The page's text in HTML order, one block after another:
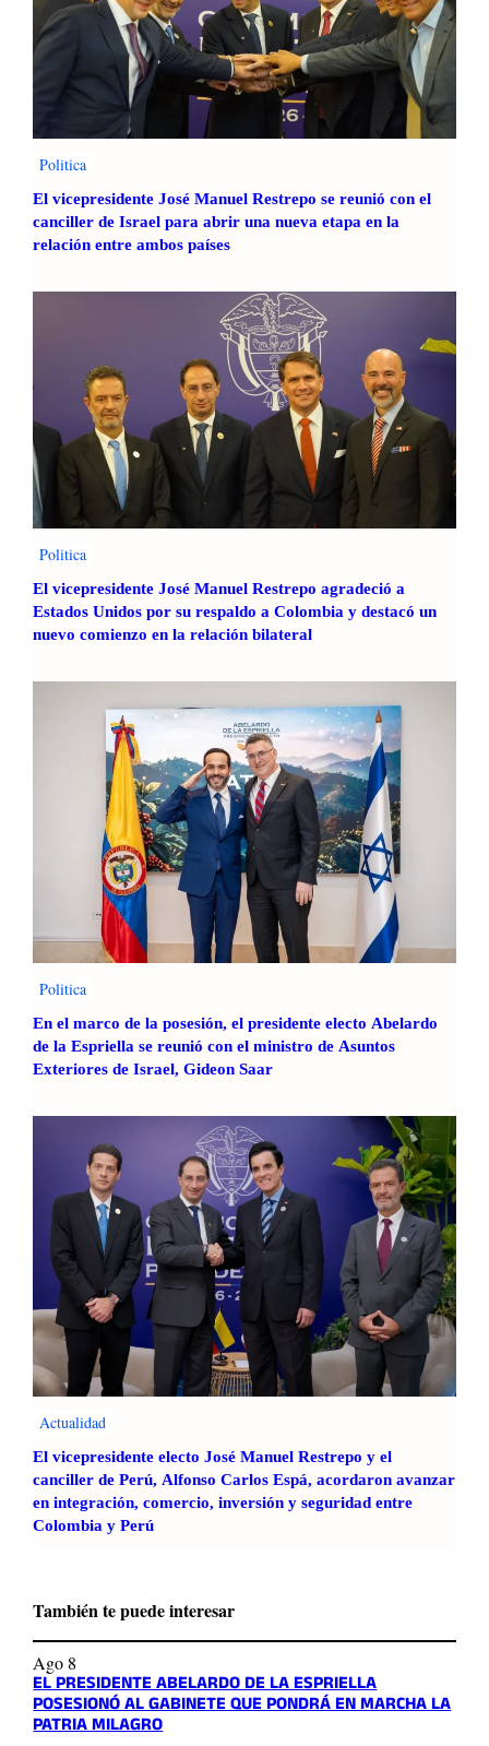
Politica
El vicepresidente José Manuel Restrepo se reunió con el
canciller de Israel para abrir una nueva etapa en la
relación entre ambos países
Politica
El vicepresidente José Manuel Restrepo agradeció a
Estados Unidos por su respaldo a Colombia y destacó un
nuevo comienzo en la relación bilateral
Politica
En el marco de la posesión, el presidente electo Abelardo
de la Espriella se reunió con el ministro de Asuntos
Exteriores de Israel, Gideon Saar
Actualidad
El vicepresidente electo José Manuel Restrepo y el
canciller de Perú, Alfonso Carlos Espá, acordaron avanzar
en integración, comercio, inversión y seguridad entre
Colombia y Perú
También te puede interesar
Ago 8
EL PRESIDENTE ABELARDO DE LA ESPRIELLA
POSESIONÓ AL GABINETE QUE PONDRÁ EN MARCHA LA
PATRIA MILAGRO